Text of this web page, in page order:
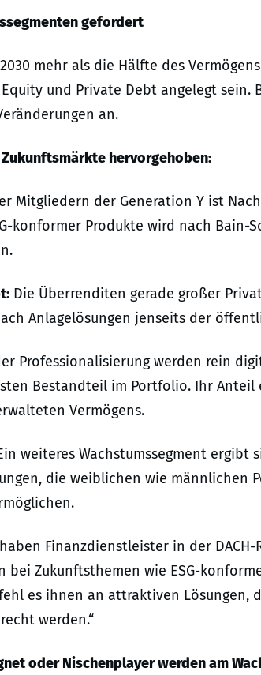
gefordert
mehr als die Hälfte des
und Private Debt angelegt sein.
an.
hervorgehoben:
Mitgliedern der Generation Y ist
konformer Produkte wird nach Bain-
Die Überrenditen gerade großer
Anlagelösungen jenseits der
Professionalisierung werden rein
Bestandteil im Portfolio. Ihr
Vermögens.
weiteres Wachstumssegment
die weiblichen wie männlichen
Finanzdienstleister in der DACH-
bei Zukunftsthemen wie ESG-
es ihnen an attraktiven Lösungen,
werden.“
oder Nischenplayer werden am